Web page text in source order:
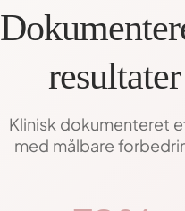
resultater
Klinisk dokumenteret
med målbare